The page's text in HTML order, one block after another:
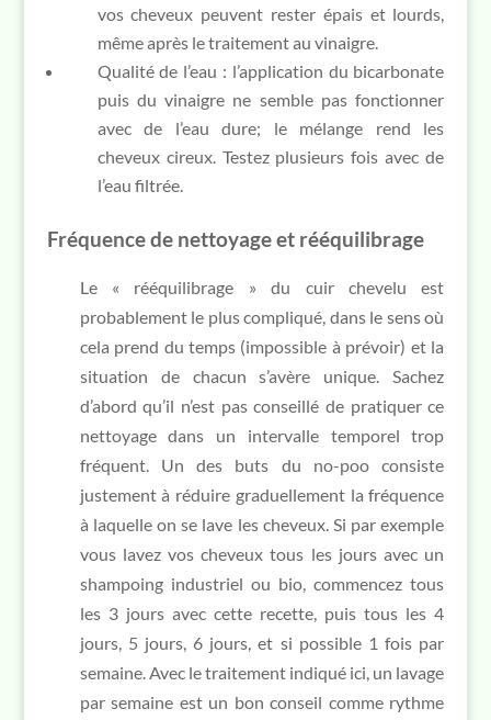
vos cheveux peuvent rester épais et lourds,
même après le traitement au vinaigre.
Qualité de l’eau : l’application du bicarbonate
puis du vinaigre ne semble pas fonctionner
avec de l’eau dure; le mélange rend les
cheveux cireux. Testez plusieurs fois avec de
l’eau filtrée.
Fréquence de nettoyage et rééquilibrage
Le « rééquilibrage » du cuir chevelu est
probablement le plus compliqué, dans le sens où
cela prend du temps (impossible à prévoir) et la
situation de chacun s’avère unique. Sachez
d’abord qu’il n’est pas conseillé de pratiquer ce
nettoyage dans un intervalle temporel trop
fréquent. Un des buts du no-poo consiste
justement à réduire graduellement la fréquence
à laquelle on se lave les cheveux. Si par exemple
vous lavez vos cheveux tous les jours avec un
shampoing industriel ou bio, commencez tous
les 3 jours avec cette recette, puis tous les 4
jours, 5 jours, 6 jours, et si possible 1 fois par
semaine. Avec le traitement indiqué ici, un lavage
par semaine est un bon conseil comme rythme